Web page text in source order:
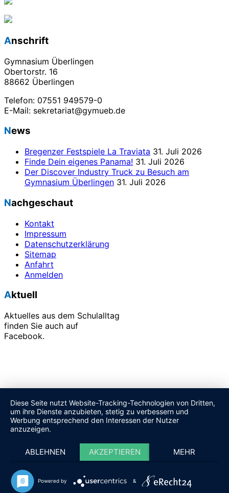
Anschrift
Gymnasium Überlingen
Obertorstr. 16
88662 Überlingen
Telefon: 07551 949579-0
E-Mail: sekretariat@gymueb.de
News
Bregenzer Festspiele La Traviata 31. Juli 2026
Finde Dein eigenes Panama! 31. Juli 2026
Der Discover Industry Truck zu Besuch am
Gymnasium Überlingen 31. Juli 2026
Nachgeschaut
Kontakt
Impressum
Datenschutzerklärung
Sitemap
Anfahrt
Anmelden
Aktuell
Aktuelles aus dem Schulalltag
finden Sie auch auf
Facebook.
Diese Seite nutzt Website-Tracking-Technologien von Dritten,
um ihre Dienste anzubieten, stetig zu verbessern und
Werbung entsprechend den Interessen der Nutzer
anzuzeigen.
ABLEHNEN AKZEPTIEREN MEHR
Powered by &